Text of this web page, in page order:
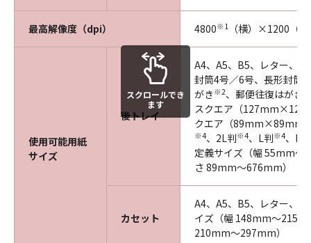
最高解像度（dpi） 4800※1 （横）×1200（
使用可能用紙
サイズ
後トレイ
A4、A5、B5、レター、
封筒4号／6号、長形封筒
がき ※2、郵便往復はがき
スクエア（
クエア（89mm×89mm
※4、2L判※4、L判※4、KG
定義サイズ（幅 55mm～
さ 89mm～676mm）
カセット
A4、A5、B5、レター、
イズ（幅 148mm～
210mm～297mm）
スクロールでき
ます